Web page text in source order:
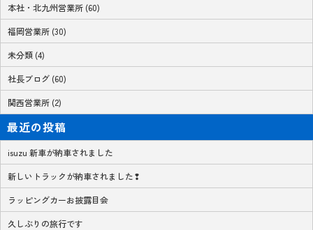
本社・北九州営業所 (60)
福岡営業所 (30)
未分類 (4)
社長ブログ (60)
関西営業所 (2)
最近の投稿
isuzu 新車が納車されました
新しいトラックが納車されました❢
ラッピングカーお披露目会
久しぶりの旅行です